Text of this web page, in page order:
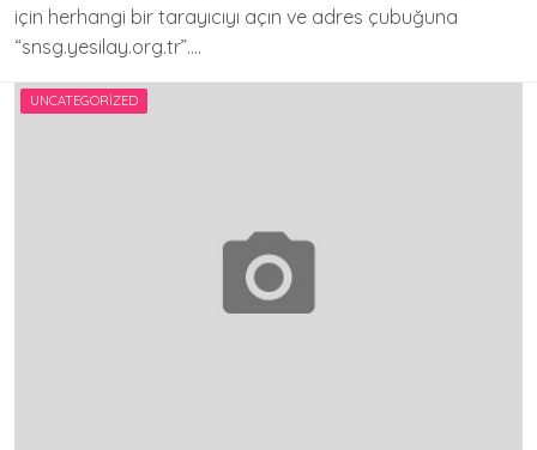
için herhangi bir tarayıcıyı açın ve adres çubuğuna
“snsg.yesilay.org.tr”….
UNCATEGORIZED